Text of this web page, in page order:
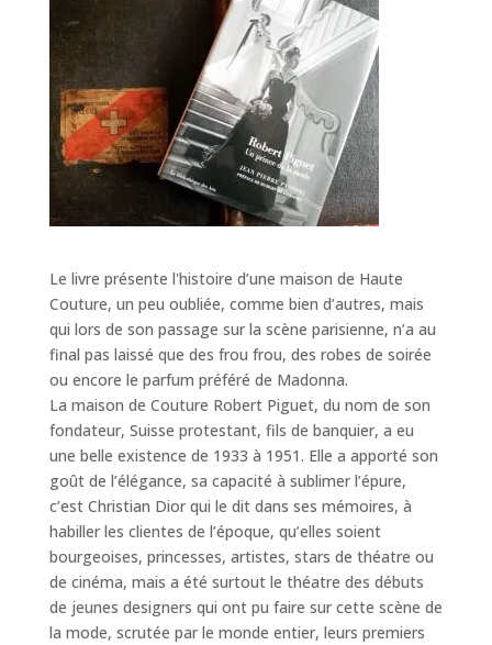
Le livre présente l'histoire d’une maison de Haute
Couture, un peu oubliée, comme bien d’autres, mais
qui lors de son passage sur la scène parisienne, n’a au
final pas laissé que des frou frou, des robes de soirée
ou encore le parfum préféré de Madonna.
La maison de Couture Robert Piguet, du nom de son
fondateur, Suisse protestant, fils de banquier, a eu
une belle existence de 1933 à 1951. Elle a apporté son
goût de l’élégance, sa capacité à sublimer l’épure,
c’est Christian Dior qui le dit dans ses mémoires, à
habiller les clientes de l’époque, qu’elles soient
bourgeoises, princesses, artistes, stars de théatre ou
de cinéma, mais a été surtout le théatre des débuts
de jeunes designers qui ont pu faire sur cette scène de
la mode, scrutée par le monde entier, leurs premiers